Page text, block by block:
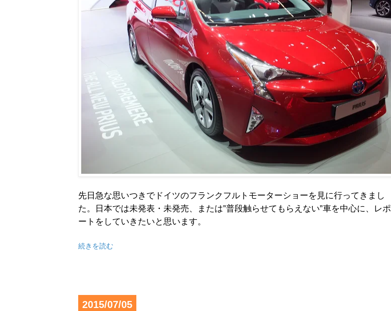
先日急な思いつきでドイツのフランクフルトモーターショーを見に行ってきまし
た。日本では未発表・未発売、または”普段触らせてもらえない”車を中心に、レポ
ートをしていきたいと思います。
続きを読む
2015/07/05